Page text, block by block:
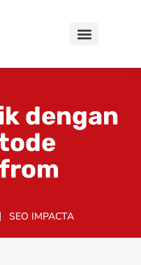
dengan
SEO IMPACTA